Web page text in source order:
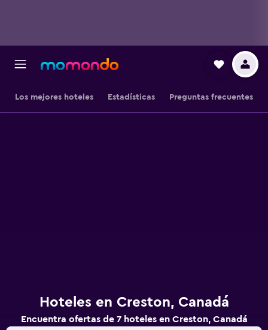
Los mejores hoteles Estadísticas Preguntas frecuentes
Hoteles en Creston, Canadá
Encuentra ofertas de 7 hoteles en Creston, Canadá